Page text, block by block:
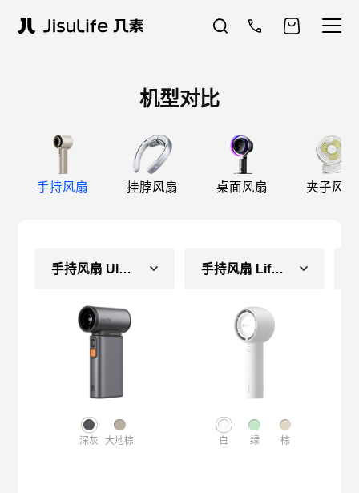
机型对比
手持风扇 挂脖风扇 桌面风扇 夹子风扇
手持风扇 Ultra1
深灰 大地棕
手持风扇 Life5（长续航款）
白 绿 棕